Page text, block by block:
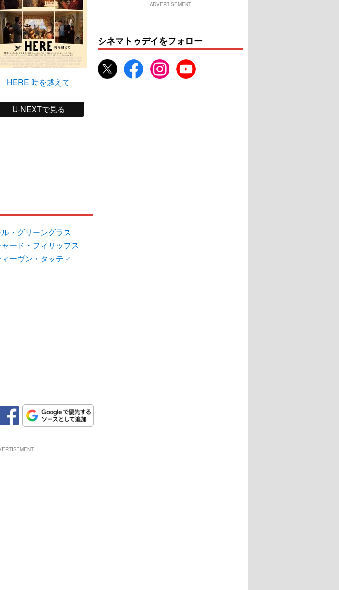
HERE 時を越えて
U-NEXTで見る
アステロイド・シティ
・グリーングラス
ャード・フィリップス
ーヴン・タッティ
ADVERTISEMENT
シネマトゥデイをフォロー